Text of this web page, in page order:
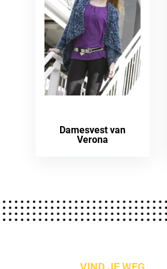
Damesvest van
Verona